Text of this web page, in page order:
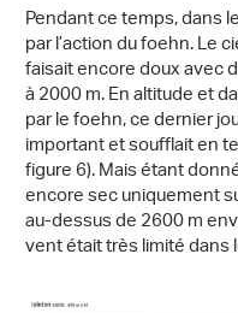
Pendant ce temps, dans
par l’action du foehn. Le
faisait encore doux avec
à 2000 m. En altitude et
par le foehn, ce dernier
important et soufflait en
figure 6). Mais étant
encore sec uniquement
au-dessus de 2600 m
vent était très limité